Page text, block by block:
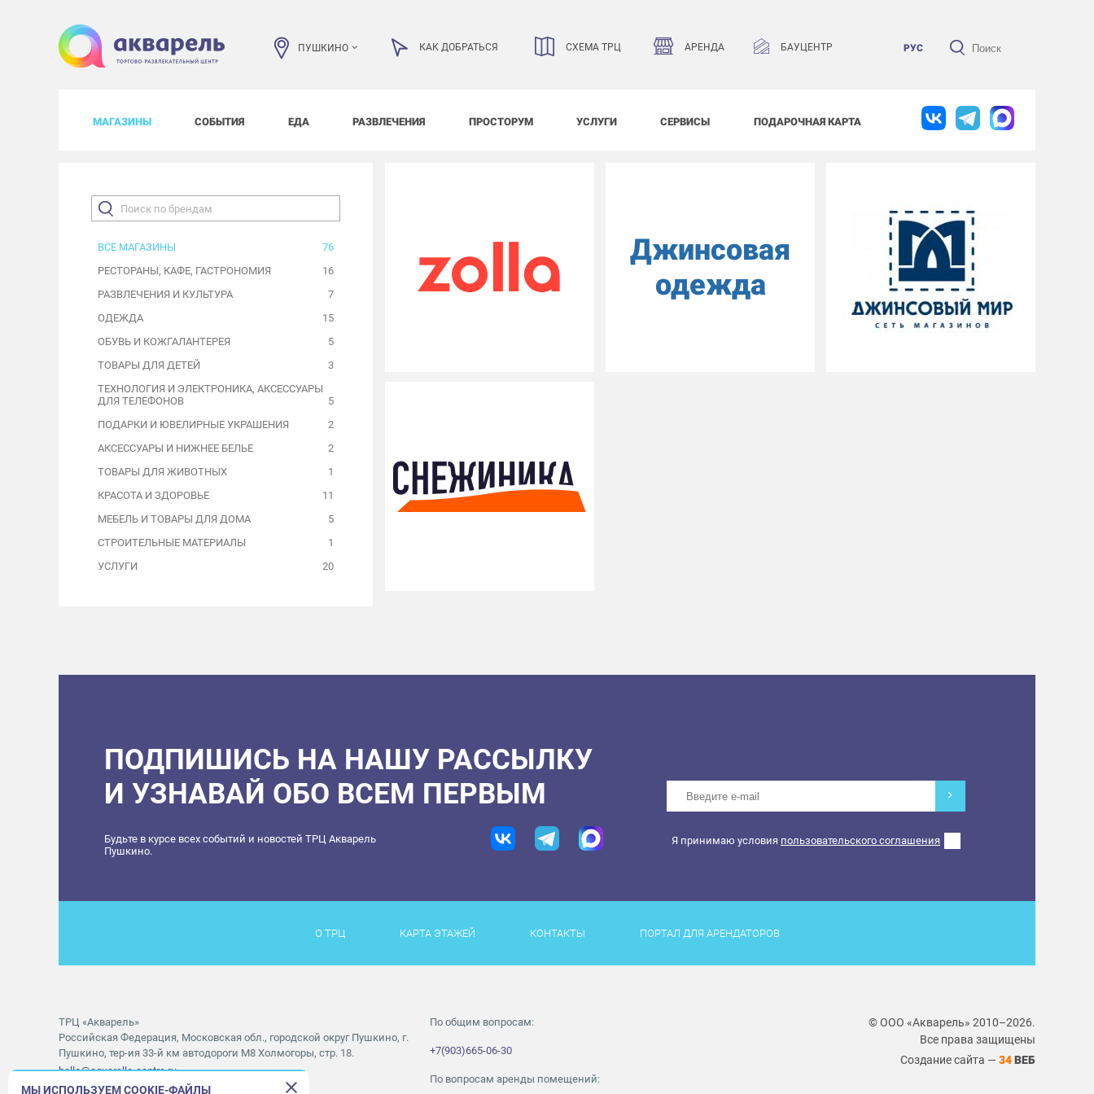
ПУШКИНО КАК ДОБРАТЬСЯ СХЕМА ТРЦ АРЕНДА БАУЦЕНТР РУС
МАГАЗИНЫ СОБЫТИЯ ЕДА РАЗВЛЕЧЕНИЯ ПРОСТОРУМ УСЛУГИ СЕРВИСЫ ПОДАРОЧНАЯ КАРТА
ВСЕ МАГАЗИНЫ
76
РЕСТОРАНЫ, КАФЕ, ГАСТРОНОМИЯ
16
РАЗВЛЕЧЕНИЯ И КУЛЬТУРА
7
ОДЕЖДА
15
ОБУВЬ И КОЖГАЛАНТЕРЕЯ
5
ТОВАРЫ ДЛЯ ДЕТЕЙ
3
ТЕХНОЛОГИЯ И ЭЛЕКТРОНИКА, АКСЕССУАРЫ
ДЛЯ ТЕЛЕФОНОВ
5
ПОДАРКИ И ЮВЕЛИРНЫЕ УКРАШЕНИЯ
2
АКСЕССУАРЫ И НИЖНЕЕ БЕЛЬЕ
2
ТОВАРЫ ДЛЯ ЖИВОТНЫХ
1
КРАСОТА И ЗДОРОВЬЕ
11
МЕБЕЛЬ И ТОВАРЫ ДЛЯ ДОМА
5
СТРОИТЕЛЬНЫЕ МАТЕРИАЛЫ
1
УСЛУГИ
20
Джинсовая
одежда
ПОДПИШИСЬ НА НАШУ РАССЫЛКУ
И УЗНАВАЙ ОБО ВСЕМ ПЕРВЫМ
Будьте в курсе всех событий и новостей ТРЦ Акварель
Пушкино.
Я принимаю условия пользовательского соглашения
О ТРЦ КАРТА ЭТАЖЕЙ КОНТАКТЫ ПОРТАЛ ДЛЯ АРЕНДАТОРОВ
ТРЦ «Акварель»
Российская Федерация, Московская обл., городской округ Пушкино, г.
Пушкино, тер-ия 33-й км автодороги М8 Холмогоры, стр. 18.
hello@aquarelle-centre.ru
По общим вопросам:
+7(903)665-06-30
По вопросам аренды помещений:
© ООО «Акварель» 2010–2026.
Все права защищены
Создание сайта — 34ВЕБ
МЫ ИСПОЛЬЗУЕМ COOKIE-ФАЙЛЫ